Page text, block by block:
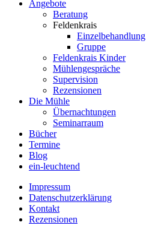
Angebote
Beratung
Feldenkrais
Einzelbehandlung
Gruppe
Feldenkrais Kinder
Mühlengespräche
Supervision
Rezensionen
Die Mühle
Übernachtungen
Seminarraum
Bücher
Termine
Blog
ein-leuchtend
Impressum
Datenschutzerklärung
Kontakt
Rezensionen